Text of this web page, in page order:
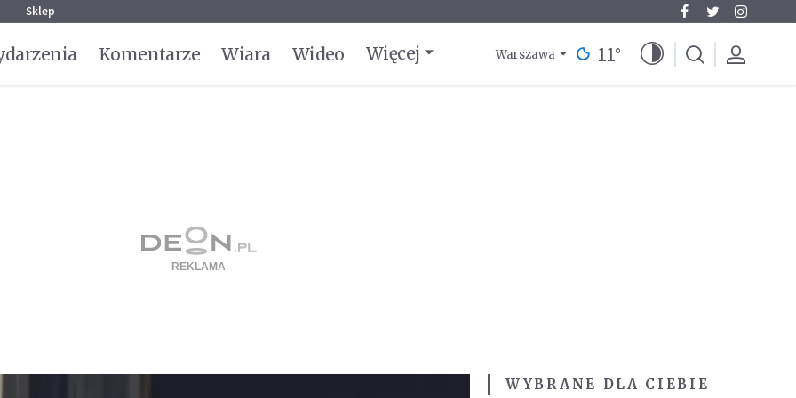
Sklep
Komentarze Wiara Wideo Więcej Warszawa 11°
WYBRANE DLA CIEBIE